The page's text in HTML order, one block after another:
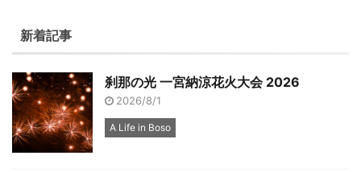
新着記事
刹那の光 一宮納涼花火大会 2026
2026/8/1
A Life in Boso